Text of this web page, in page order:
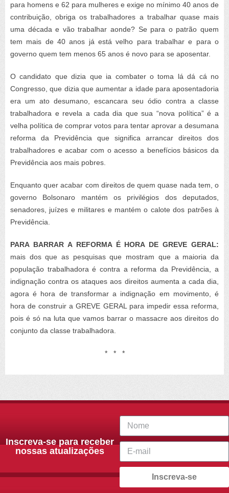
para homens e 62 para mulheres e exige no mínimo 40 anos de
contribuição, obriga os trabalhadores a trabalhar quase mais
uma década e vão trabalhar aonde? Se para o patrão quem
tem mais de 40 anos já está velho para trabalhar e para o
governo quem tem menos 65 anos é novo para se aposentar.
O candidato que dizia que ia combater o toma lá dá cá no
Congresso, que dizia que aumentar a idade para aposentadoria
era um ato desumano, escancara seu ódio contra a classe
trabalhadora e revela a cada dia que sua “nova política” é a
velha política de comprar votos para tentar aprovar a desumana
reforma da Previdência que significa arrancar direitos dos
trabalhadores e acabar com o acesso a benefícios básicos da
Previdência aos mais pobres.
Enquanto quer acabar com direitos de quem quase nada tem, o
governo Bolsonaro mantém os privilégios dos deputados,
senadores, juízes e militares e mantém o calote dos patrões à
Previdência.
PARA BARRAR A REFORMA É HORA DE GREVE GERAL:
mais dos que as pesquisas que mostram que a maioria da
população trabalhadora é contra a reforma da Previdência, a
indignação contra os ataques aos direitos aumenta a cada dia,
agora é hora de transformar a indignação em movimento, é
hora de construir a GREVE GERAL para impedir essa reforma,
pois é só na luta que vamos barrar o massacre aos direitos do
conjunto da classe trabalhadora.
* * *
Inscreva-se para receber
nossas atualizações
Inscreva-se